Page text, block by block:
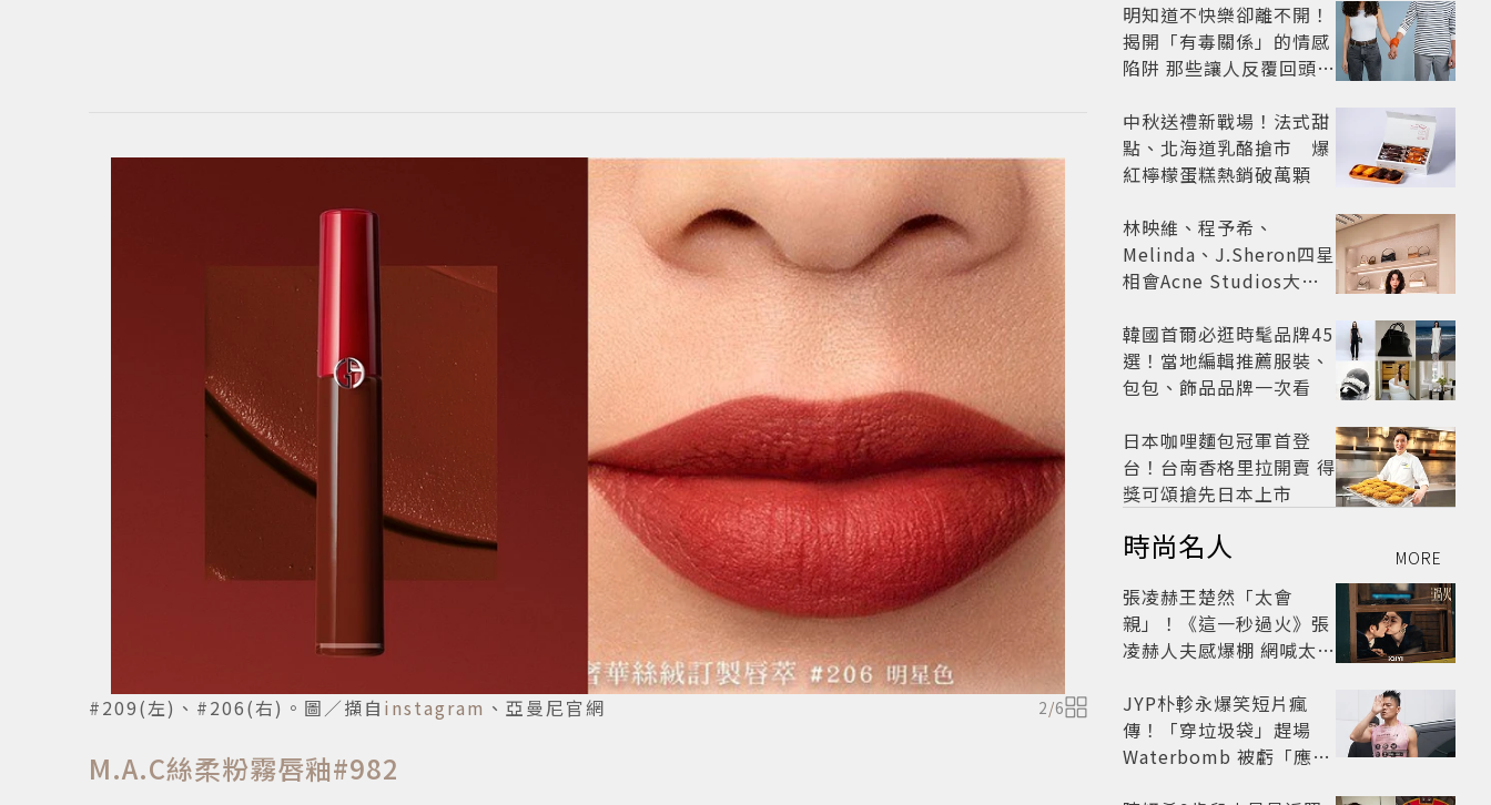
#209(左)、#206(右)。圖／擷自 instagram 、亞曼尼官網 2/6
M.A.C絲柔粉霧唇釉#982
明知道不快樂卻離不開！
揭開「有毒關係」的情感
陷阱 那些讓人反覆回頭的
戒？
中秋送禮新戰場！法式甜
點、北海道乳酪搶市 爆
紅檸檬蛋糕熱銷破萬顆
林映維、程予希、
Melinda、J.Sheron四星
相會Acne Studios大曬
韓國首爾必逛時髦品牌45
選！當地編輯推薦服裝、
包包、飾品品牌一次看
日本咖哩麵包冠軍首登
台！台南香格里拉開賣 得
獎可頌搶先日本上市
時尚名人 MORE
張凌赫王楚然「太會
親」！《這一秒過火》張
凌赫人夫感爆棚 網喊太有
JYP朴軫永爆笑短片瘋
傳！「穿垃圾袋」趕場
Waterbomb 被虧「應該